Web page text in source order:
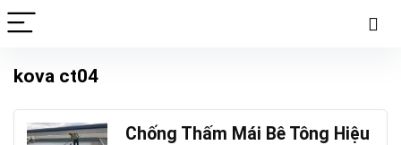
kova ct04
Chống Thấm Mái Bê Tông Hiệu